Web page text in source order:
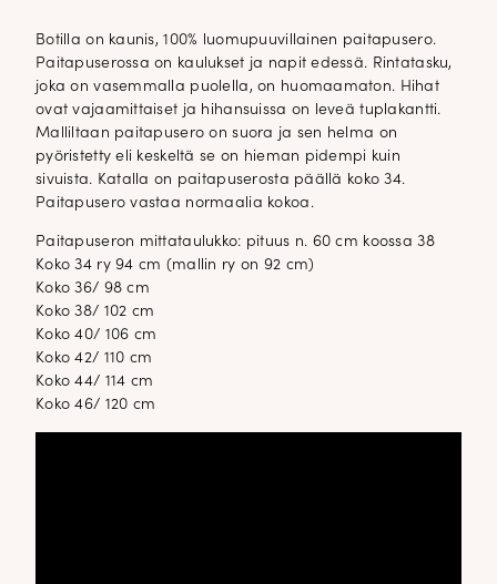
Botilla on kaunis, 100% luomupuuvillainen paitapusero.
Paitapuserossa on kaulukset ja napit edessä. Rintatasku,
joka on vasemmalla puolella, on huomaamaton. Hihat
ovat vajaamittaiset ja hihansuissa on leveä tuplakantti.
Malliltaan paitapusero on suora ja sen helma on
pyöristetty eli keskeltä se on hieman pidempi kuin
sivuista. Katalla on paitapuserosta päällä koko 34.
Paitapusero vastaa normaalia kokoa.
Paitapuseron mittataulukko: pituus n. 60 cm koossa 38
Koko 34 ry 94 cm (mallin ry on 92 cm)
Koko 36/ 98 cm
Koko 38/ 102 cm
Koko 40/ 106 cm
Koko 42/ 110 cm
Koko 44/ 114 cm
Koko 46/ 120 cm